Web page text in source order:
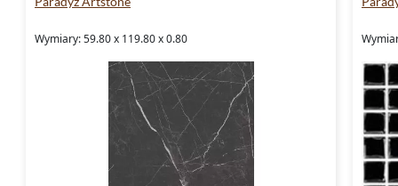
Wymiary: 59.80 x 119.80 x 0.80